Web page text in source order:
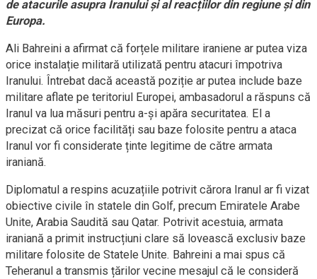
de atacurile asupra Iranului și al reacțiilor din regiune și din
Europa.
Ali Bahreini a afirmat că forțele militare iraniene ar putea viza
orice instalație militară utilizată pentru atacuri împotriva
Iranului. Întrebat dacă această poziție ar putea include baze
militare aflate pe teritoriul Europei, ambasadorul a răspuns că
Iranul va lua măsuri pentru a-și apăra securitatea. El a
precizat că orice facilități sau baze folosite pentru a ataca
Iranul vor fi considerate ținte legitime de către armata
iraniană.
Diplomatul a respins acuzațiile potrivit cărora Iranul ar fi vizat
obiective civile în statele din Golf, precum Emiratele Arabe
Unite, Arabia Saudită sau Qatar. Potrivit acestuia, armata
iraniană a primit instrucțiuni clare să lovească exclusiv baze
militare folosite de Statele Unite. Bahreini a mai spus că
Teheranul a transmis țărilor vecine mesajul că le consideră